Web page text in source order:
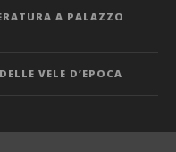
A PALAZZO
VELE D’EPOCA